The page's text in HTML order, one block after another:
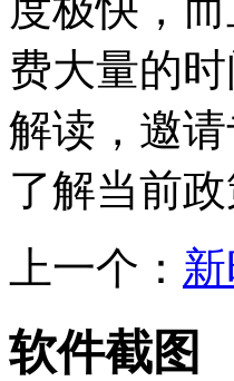
度极快，
费大量的
解读，邀
了解当前
上一个：
软件截图